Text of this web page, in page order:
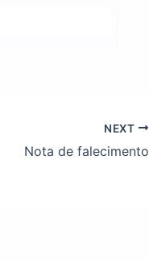
NEXT
Nota de falecimento